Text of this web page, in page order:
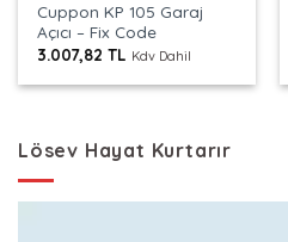
Cuppon KP 105 Garaj
Açıcı – Fix Code
3.007,82TL Kdv Dahil
Lösev Hayat Kurtarır